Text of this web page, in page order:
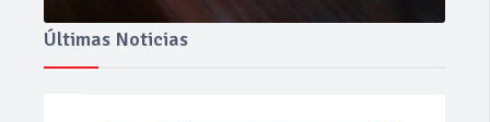
Últimas Noticias